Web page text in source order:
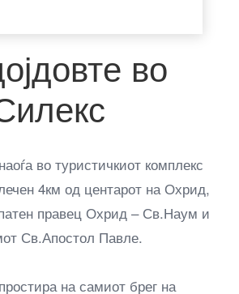
во
во туристичкиот комплекс
4км од центарот на Охрид,
правец Охрид – Св.Наум и
Св.Апостол Павле.
на самиот брег на